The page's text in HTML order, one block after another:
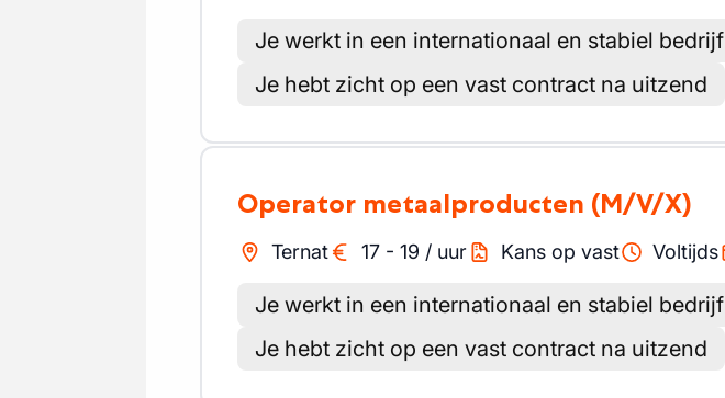
Je werkt in een internationaal en stabiel bedrijf
Je hebt zicht op een vast contract na uitzend
Operator metaalproducten (M/V/X)
Ternat 17 - 19 / uur Kans op vast Voltijds
Je werkt in een internationaal en stabiel bedrijf
Je hebt zicht op een vast contract na uitzend